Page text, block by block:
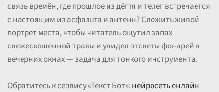
связь времён, где прошлое из дёгтя и телег встречается
с настоящим из асфальта и антенн? Сложить живой
портрет места, чтобы читатель ощутил запах
свежескошенной травы и увидел отсветы фонарей в
вечерних окнах — задача для тонкого инструмента.
Обратитесь к сервису «Текст Бот»:нейросеть онлайн